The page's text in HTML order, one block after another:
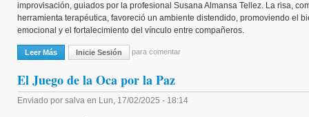
improvisación, guiados por la profesional Susana Almansa Tellez. La risa,
herramienta terapéutica, favoreció un ambiente distendido, promoviendo el
emocional y el fortalecimiento del vínculo entre compañeros.
Leer Más Sobre Taller De La Sonrisa
Inicie Sesión para comentar
El Juego de la Oca por la Paz
Enviado por salva en Lun, 17/02/2025 - 18:14